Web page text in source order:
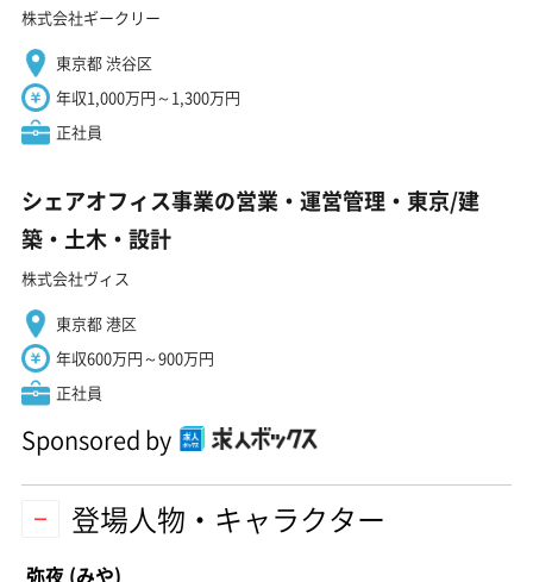
株式会社ギークリー
東京都 渋谷区
年収1,000万円～1,300万円
正社員
シェアオフィス事業の営業・運営管理・東京/建
築・土木・設計
株式会社ヴィス
東京都 港区
年収600万円～900万円
正社員
Sponsored by
登場人物・キャラクター
弥夜 (みや)